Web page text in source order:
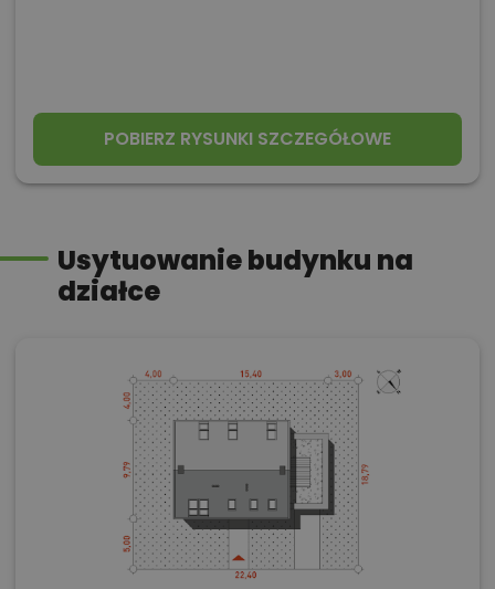
POBIERZ RYSUNKI SZCZEGÓŁOWE
Usytuowanie budynku na
działce